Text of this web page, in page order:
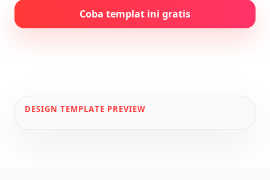
Coba templat ini gratis
DESIGN TEMPLATE PREVIEW